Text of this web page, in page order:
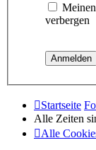
verbergen
Startseite
Alle Zeiten
Alle